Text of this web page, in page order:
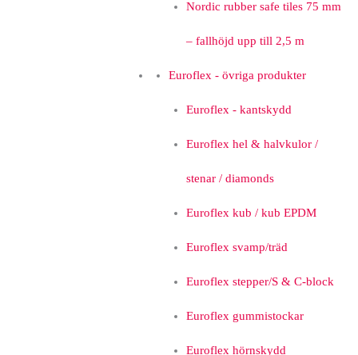
Nordic rubber safe tiles 75 mm
– fallhöjd upp till 2,5 m
Euroflex - övriga produkter
Euroflex - kantskydd
Euroflex hel & halvkulor /
stenar / diamonds
Euroflex kub / kub EPDM
Euroflex svamp/träd
Euroflex stepper/S & C-block
Euroflex gummistockar
Euroflex hörnskydd